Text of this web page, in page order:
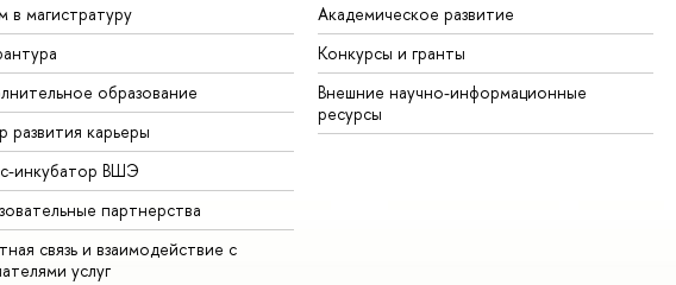
в магистратуру
образование
развития карьеры
инкубатор ВШЭ
партнерства
связь и взаимодействие с
услуг
Академическое развитие
Конкурсы и гранты
Внешние научно-информационные
ресурсы